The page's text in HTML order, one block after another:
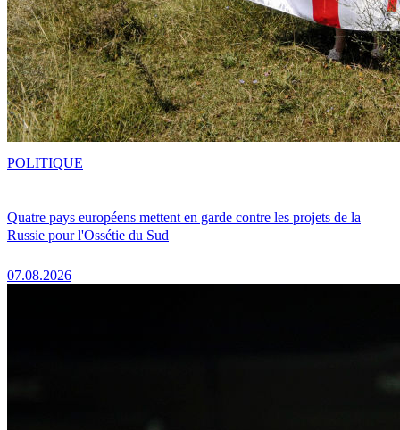
Quatre pays européens mettent en garde contre les projets de la
Russie pour l'Ossétie du Sud
07.08.2026
POLITIQUE